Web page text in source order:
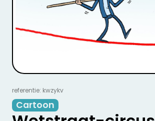
referentie: kwzykv
Cartoon